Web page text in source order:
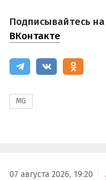
Подписывайтесь на
ВКонтакте
MG
07 августа 2026, 19:20